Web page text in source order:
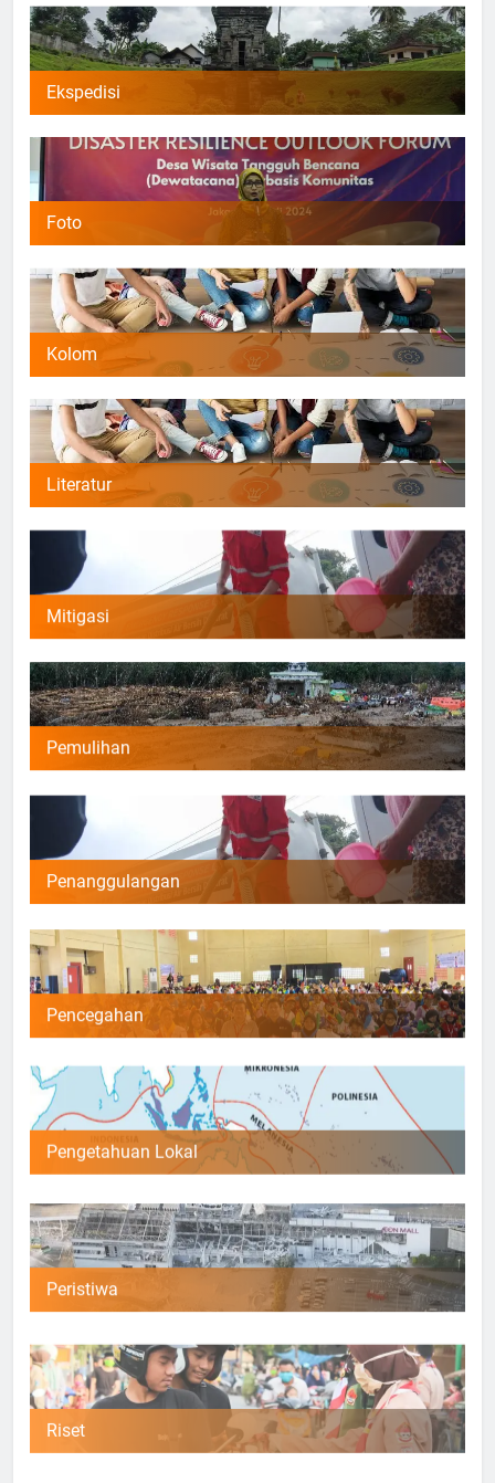
Ekspedisi
Foto
Kolom
Literatur
Mitigasi
Pemulihan
Penanggulangan
Pencegahan
Pengetahuan Lokal
Peristiwa
Riset